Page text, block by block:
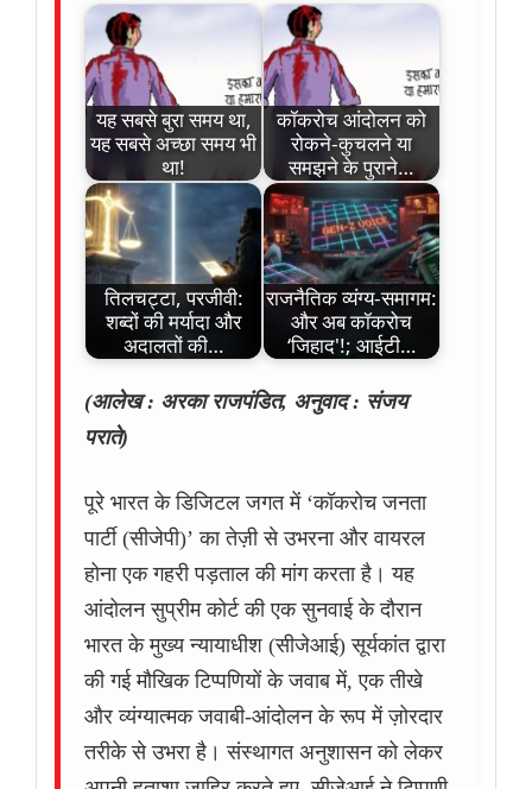
यह सबसे बुरा समय था,
यह सबसे अच्छा समय भी
था!
कॉकरोच आंदोलन को
रोकने-कुचलने या
समझने के पुराने…
तिलचट्टा, परजीवी:
शब्दों की मर्यादा और
अदालतों की…
राजनैतिक व्यंग्य-समागम:
और अब कॉकरोच
‘जिहाद'!; आईटी…
(आलेख : अरका राजपंडित, अनुवाद : संजय
पराते)
पूरे भारत के डिजिटल जगत में ‘कॉकरोच जनता
पार्टी (सीजेपी)’ का तेज़ी से उभरना और वायरल
होना एक गहरी पड़ताल की मांग करता है। यह
आंदोलन सुप्रीम कोर्ट की एक सुनवाई के दौरान
भारत के मुख्य न्यायाधीश (सीजेआई) सूर्यकांत द्वारा
की गई मौखिक टिप्पणियों के जवाब में, एक तीखे
और व्यंग्यात्मक जवाबी-आंदोलन के रूप में ज़ोरदार
तरीके से उभरा है। संस्थागत अनुशासन को लेकर